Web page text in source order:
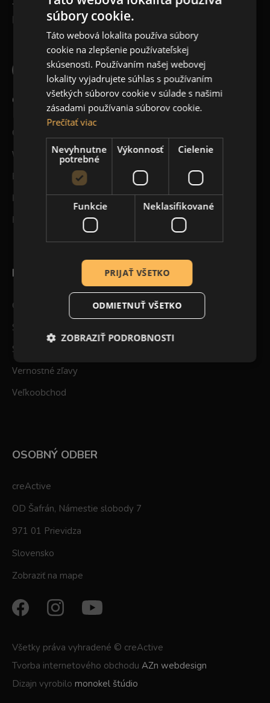
+421 948 173 390
INFO@CREACTIVE.SK
CREACTIVE
O nás
Workshopy
Blog
Kontakt
Registrácia
PRE ZÁKAZNÍKOV
Obchodné podmienky
Spôsoby doručenia tovaru
Spôsob platby a fakturácie
Vernostné zľavy
Veľkoobchod
OSOBNÝ ODBER
creActive
OD Šafrán, Námestie slobody 7
971 01 Prievidza
Slovensko
Zobraziť na mape
Všetky práva vyhradené © creActive
Tvorba internetového obchodu AZn webdesign
Dizajn vyrobilo monokel štúdio
súbory cookie.
Táto webová lokalita používa súbory
cookie na zlepšenie používateľskej
skúsenosti. Používaním našej webovej
lokality vyjadrujete súhlas s používaním
všetkých súborov cookie v súlade s našimi
zásadami používania súborov cookie.
Prečítať viac
Nevyhnutne
potrebné
Výkonnosť Cielenie
Funkcie Neklasifikované
PRIJAŤ VŠETKO
ODMIETNUŤ VŠETKO
ZOBRAZIŤ PODROBNOSTI